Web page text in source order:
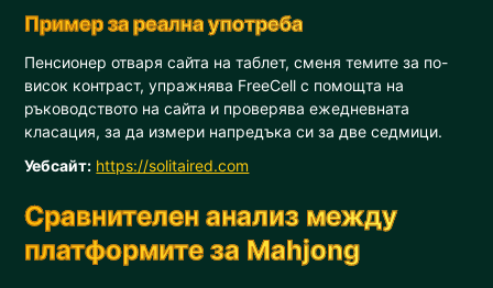
Пример за реална употреба
Пенсионер отваря сайта на таблет, сменя темите за по-
висок контраст, упражнява FreeCell с помощта на
ръководството на сайта и проверява ежедневната
класация, за да измери напредъка си за две седмици.
Уебсайт: https://solitaired.com
Сравнителен анализ между
платформите за Mahjong